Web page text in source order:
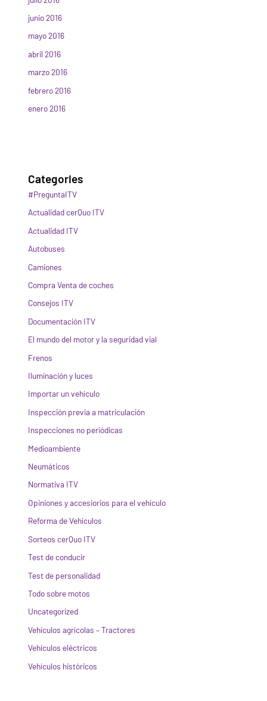
junio 2016
mayo 2016
abril 2016
marzo 2016
febrero 2016
enero 2016
Categories
#PreguntaITV
Actualidad cerQuo ITV
Actualidad ITV
Autobuses
Camiones
Compra Venta de coches
Consejos ITV
Documentación ITV
El mundo del motor y la seguridad vial
Frenos
Iluminación y luces
Importar un vehículo
Inspección previa a matriculación
Inspecciones no periódicas
Medioambiente
Neumáticos
Normativa ITV
Opiniones y accesiorios para el vehículo
Reforma de Vehículos
Sorteos cerQuo ITV
Test de conducir
Test de personalidad
Todo sobre motos
Uncategorized
Vehículos agrícolas – Tractores
Vehículos eléctricos
Vehículos históricos